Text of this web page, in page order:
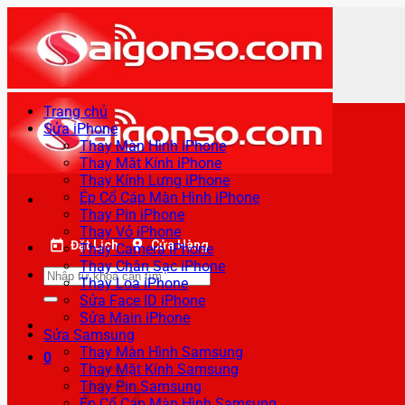
qua
nội
dung
Đặt Lịch Cửa Hàng
Tìm
kiếm:
0
Trang chủ
Sửa iPhone
Thay Màn Hình iPhone
Thay Mặt Kính iPhone
Thay Kính Lưng iPhone
Ép Cổ Cáp Màn Hình iPhone
Thay Pin iPhone
Thay Vỏ iPhone
Thay Camera iPhone
Thay Chân Sạc iPhone
Thay Loa iPhone
Sửa Face ID iPhone
Sửa Main iPhone
Sửa Samsung
Thay Màn Hình Samsung
Thay Mặt Kính Samsung
Thay Pin Samsung